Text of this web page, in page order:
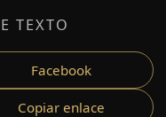
TEXTO
Facebook
Copiar enlace